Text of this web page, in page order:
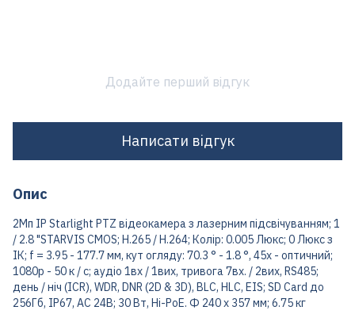
Додайте перший відгук
Написати відгук
Опис
2Мп IP Starlight PTZ відеокамера з лазерним підсвічуванням; 1
/ 2.8 "STARVIS CMOS; H.265 / H.264; Колір: 0.005 Люкс; 0 Люкс з
ІК; f = 3.95 - 177.7 мм, кут огляду: 70.3 ° - 1.8 °, 45x - оптичний;
1080р - 50 к / с; аудіо 1вх / 1вих, тривога 7вх. / 2вих, RS485;
день / ніч (ICR), WDR, DNR (2D & 3D), BLC, HLC, EIS; SD Card до
256Гб, IP67, AC 24В; 30 Вт, Hi-PoE. Ф 240 x 357 мм; 6.75 кг